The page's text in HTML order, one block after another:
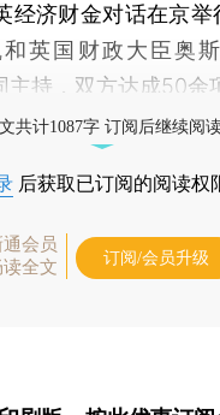
经济财金对话在京举
英国财政大臣奥
持，双方达成50余
共计1087字 订阅后继续阅
后获取已订阅的阅读权
通会员
全文
订阅/会员升级